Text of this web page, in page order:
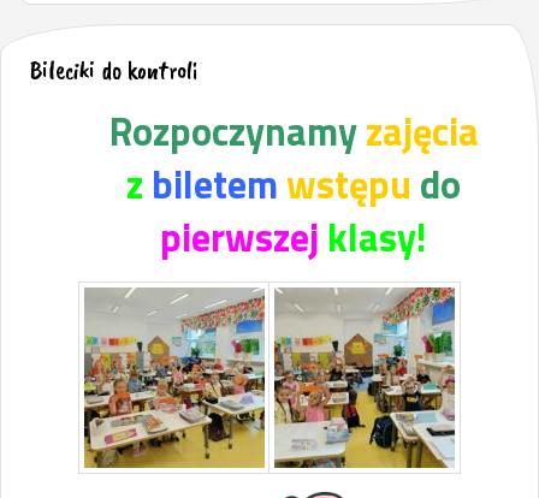
Bileciki do kontroli
Rozpoczynamyzajęcia
z biletemwstępu do
pierwszej klasy!